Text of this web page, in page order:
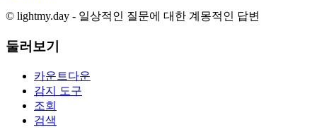
© lightmy.day - 일상적인 질문에 대한 계몽적인 답변
둘러보기
카운트다운
감지 도구
조회
검색